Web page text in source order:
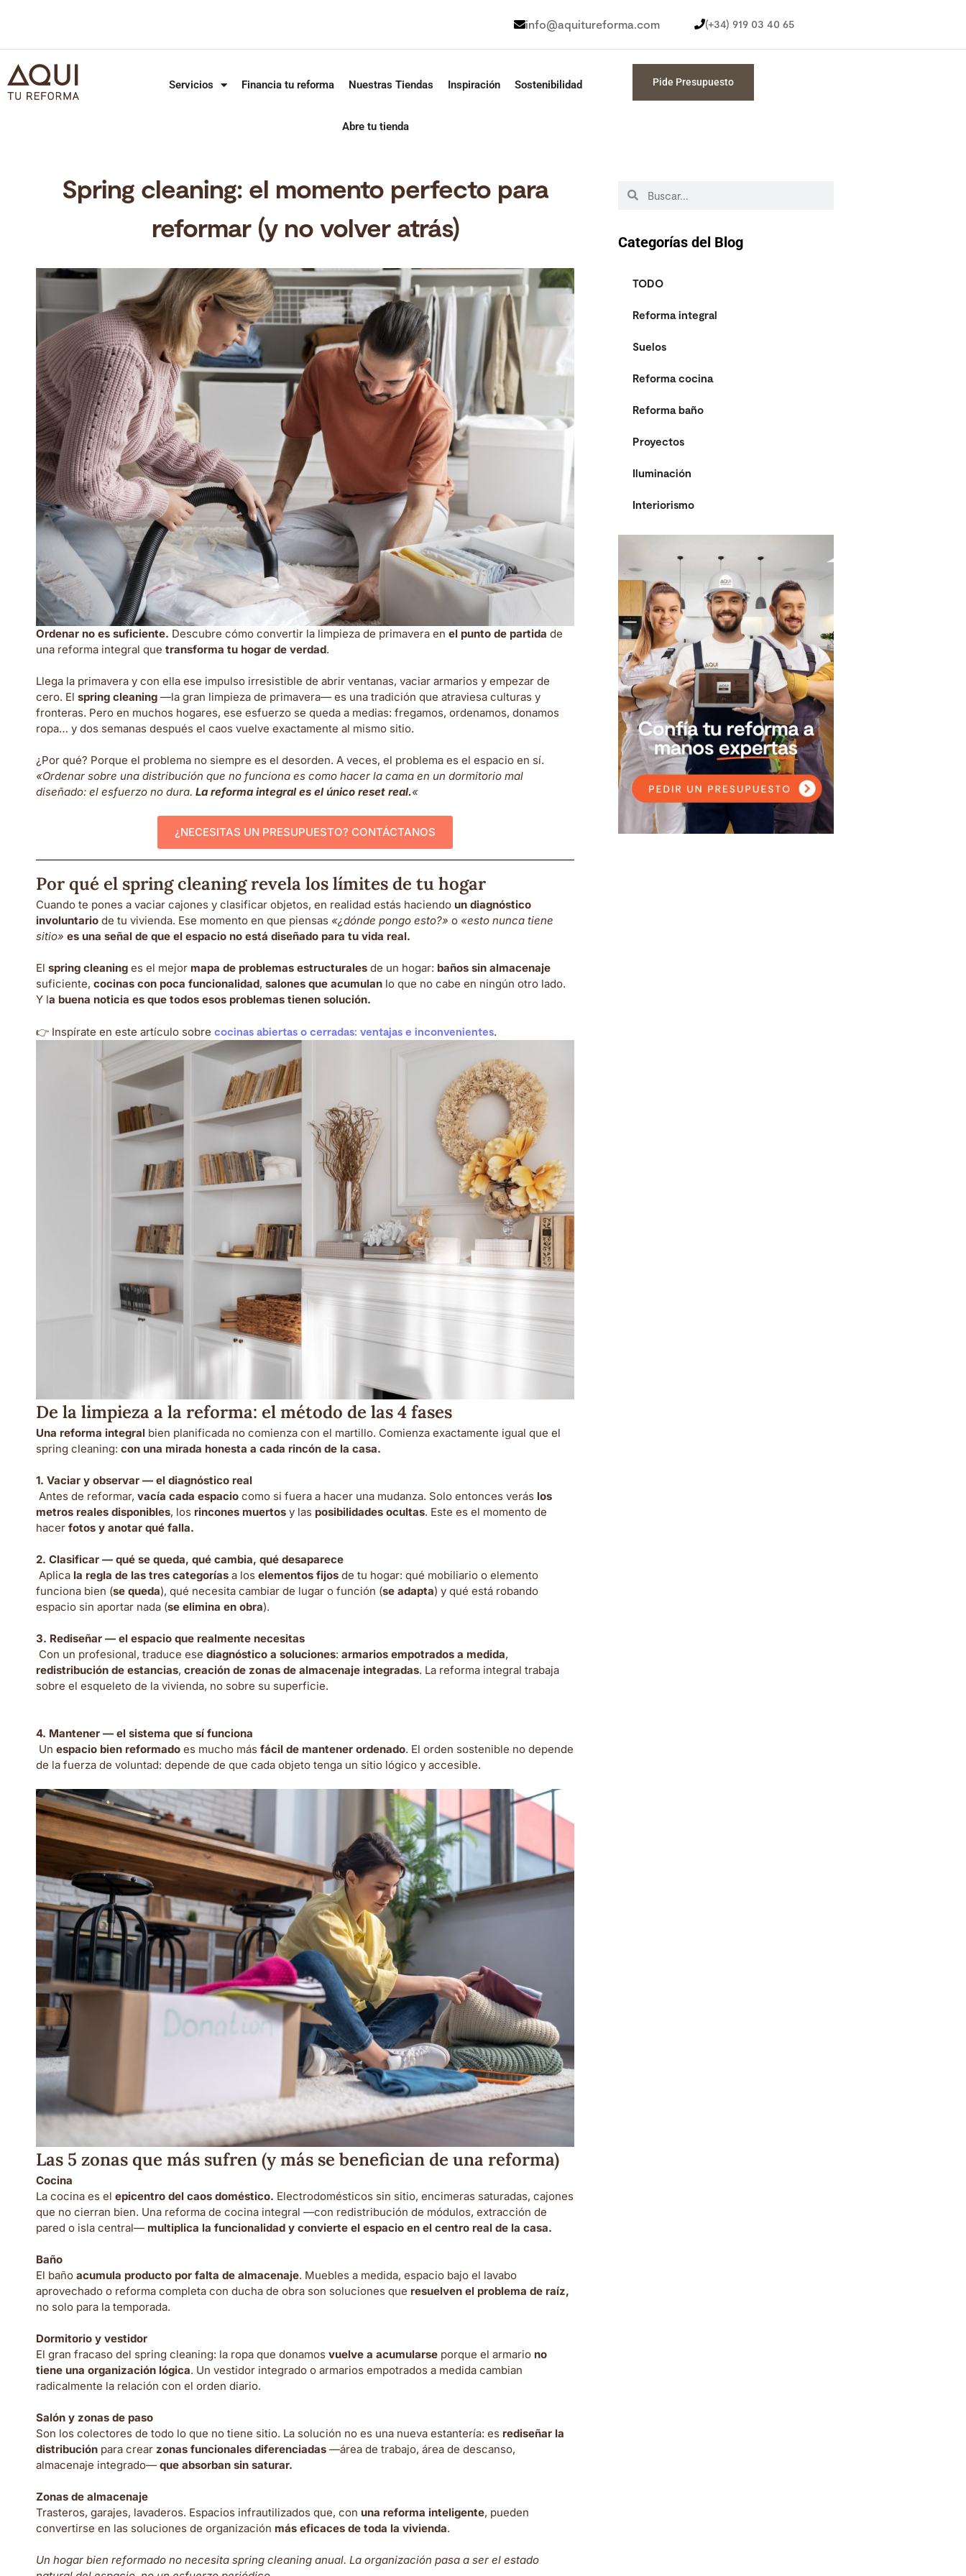
info@aquitureforma.com (+34) 919 03 40 65
Servicios Financia tu reforma Nuestras Tiendas Inspiración Sostenibilidad
Abre tu tienda
Pide Presupuesto
Spring cleaning: el momento perfecto para
reformar (y no volver atrás)
Ordenar no es suficiente. Descubre cómo convertir la limpieza de primavera en el punto de partida de
una reforma integral que transforma tu hogar de verdad.
Llega la primavera y con ella ese impulso irresistible de abrir ventanas, vaciar armarios y empezar de
cero. El spring cleaning —la gran limpieza de primavera— es una tradición que atraviesa culturas y
fronteras. Pero en muchos hogares, ese esfuerzo se queda a medias: fregamos, ordenamos, donamos
ropa… y dos semanas después el caos vuelve exactamente al mismo sitio.
¿Por qué? Porque el problema no siempre es el desorden. A veces, el problema es el espacio en sí.
«Ordenar sobre una distribución que no funciona es como hacer la cama en un dormitorio mal
diseñado: el esfuerzo no dura. La reforma integral es el único reset real.«
¿NECESITAS UN PRESUPUESTO? CONTÁCTANOS
Por qué el spring cleaning revela los límites de tu hogar
Cuando te pones a vaciar cajones y clasificar objetos, en realidad estás haciendo un diagnóstico
involuntario de tu vivienda. Ese momento en que piensas «¿dónde pongo esto?» o «esto nunca tiene
sitio» es una señal de que el espacio no está diseñado para tu vida real.
El spring cleaning es el mejor mapa de problemas estructurales de un hogar: baños sin almacenaje
suficiente, cocinas con poca funcionalidad, salones que acumulan lo que no cabe en ningún otro lado.
Y la buena noticia es que todos esos problemas tienen solución.
👉 Inspírate en este artículo sobre cocinas abiertas o cerradas: ventajas e inconvenientes.
De la limpieza a la reforma: el método de las 4 fases
Una reforma integral bien planificada no comienza con el martillo. Comienza exactamente igual que el
spring cleaning: con una mirada honesta a cada rincón de la casa.
1. Vaciar y observar — el diagnóstico real
Antes de reformar, vacía cada espacio como si fuera a hacer una mudanza. Solo entonces verás los
metros reales disponibles, los rincones muertos y las posibilidades ocultas. Este es el momento de
hacer fotos y anotar qué falla.
2. Clasificar — qué se queda, qué cambia, qué desaparece
Aplica la regla de las tres categorías a los elementos fijos de tu hogar: qué mobiliario o elemento
funciona bien (se queda), qué necesita cambiar de lugar o función (se adapta) y qué está robando
espacio sin aportar nada (se elimina en obra).
3. Rediseñar — el espacio que realmente necesitas
Con un profesional, traduce ese diagnóstico a soluciones: armarios empotrados a medida,
redistribución de estancias, creación de zonas de almacenaje integradas. La reforma integral trabaja
sobre el esqueleto de la vivienda, no sobre su superficie.
4. Mantener — el sistema que sí funciona
Un espacio bien reformado es mucho más fácil de mantener ordenado. El orden sostenible no depende
de la fuerza de voluntad: depende de que cada objeto tenga un sitio lógico y accesible.
Las 5 zonas que más sufren (y más se benefician de una reforma)
Cocina
La cocina es el epicentro del caos doméstico. Electrodomésticos sin sitio, encimeras saturadas, cajones
que no cierran bien. Una reforma de cocina integral —con redistribución de módulos, extracción de
pared o isla central— multiplica la funcionalidad y convierte el espacio en el centro real de la casa.
Baño
El baño acumula producto por falta de almacenaje. Muebles a medida, espacio bajo el lavabo
aprovechado o reforma completa con ducha de obra son soluciones que resuelven el problema de raíz,
no solo para la temporada.
Dormitorio y vestidor
El gran fracaso del spring cleaning: la ropa que donamos vuelve a acumularse porque el armario no
tiene una organización lógica. Un vestidor integrado o armarios empotrados a medida cambian
radicalmente la relación con el orden diario.
Salón y zonas de paso
Son los colectores de todo lo que no tiene sitio. La solución no es una nueva estantería: es rediseñar la
distribución para crear zonas funcionales diferenciadas —área de trabajo, área de descanso,
almacenaje integrado— que absorban sin saturar.
Zonas de almacenaje
Trasteros, garajes, lavaderos. Espacios infrautilizados que, con una reforma inteligente, pueden
convertirse en las soluciones de organización más eficaces de toda la vivienda.
Un hogar bien reformado no necesita spring cleaning anual. La organización pasa a ser el estado
Categorías del Blog
TODO
Reforma integral
Suelos
Reforma cocina
Reforma baño
Proyectos
Iluminación
Interiorismo